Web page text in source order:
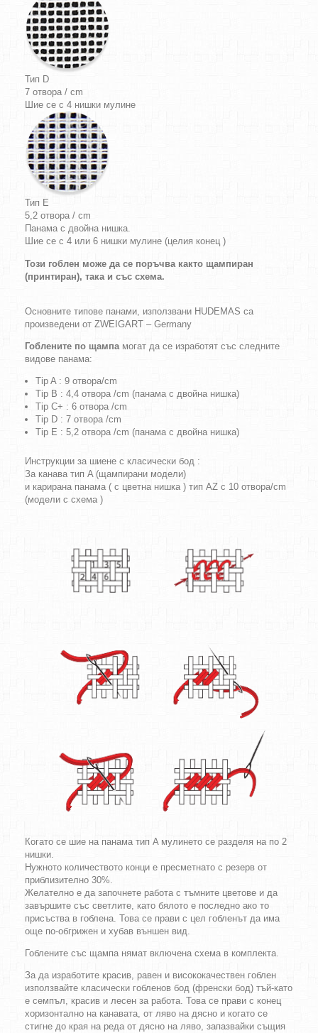
Тип D
7 отвора / cm
Шие се с 4 нишки мулине
Тип E
5,2 отвора / cm
Панама с двойна нишка.
Шие се с 4 или 6 нишки мулине (целия конец )
Този гоблен може да се поръчва както щампиран
(принтиран), така и със схема.
Основните типове панами, използвани HUDEMAS са
произведени от ZWEIGART – Germany
Гоблените по щампамогат да се изработят със следните
видове панама:
Tip A : 9 отвора/cm
Tip B : 4,4 отвора /cm (панама с двойна нишка)
Tip C+ : 6 отвора /cm
Tip D : 7 отвора /cm
Tip E : 5,2 отвора /cm (панама с двойна нишка)
Инструкции за шиене с класически бод :
За канава тип A (щампирани модели)
и карирана панама ( с цветна нишка ) тип AZ с 10 отвора/cm
(модели с схема )
Когато се шие на панама тип A мулинето се разделя на по 2
нишки.
Нужното количеството конци е пресметнато с резерв от
приблизително 30%.
Желателно е да започнете работа с тъмните цветове и да
завършите със светлите, като бялото е последно ако то
присъства в гоблена. Това се прави с цел гобленът да има
още по-обгрижен и хубав външен вид.
Гоблените със щампа нямат включена схема в комплекта.
За да изработите красив, равен и висококачествен гоблен
използвайте класически гобленов бод (френски бод) тъй-като
е семпъл, красив и лесен за работа. Това се прави с конец
хоризонтално на канавата, от ляво на дясно и когато се
стигне до края на реда от дясно на ляво, запазвайки същия